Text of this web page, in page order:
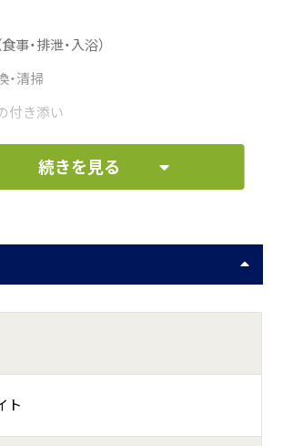
事・排泄・入浴）
・清掃
付き添い
会社？
30名、皆で意見を出し合い、より良い職
おります。
務全般
続きを見る
ト